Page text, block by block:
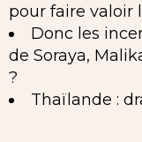
pour faire valoir
Donc les
de Soraya,
?
Thaïlande :